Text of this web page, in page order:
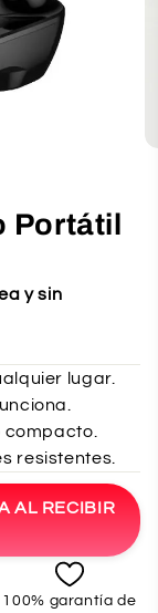
Portátil
y sin
lugar.
resistentes.
AL RECIBIR
100% garantía de